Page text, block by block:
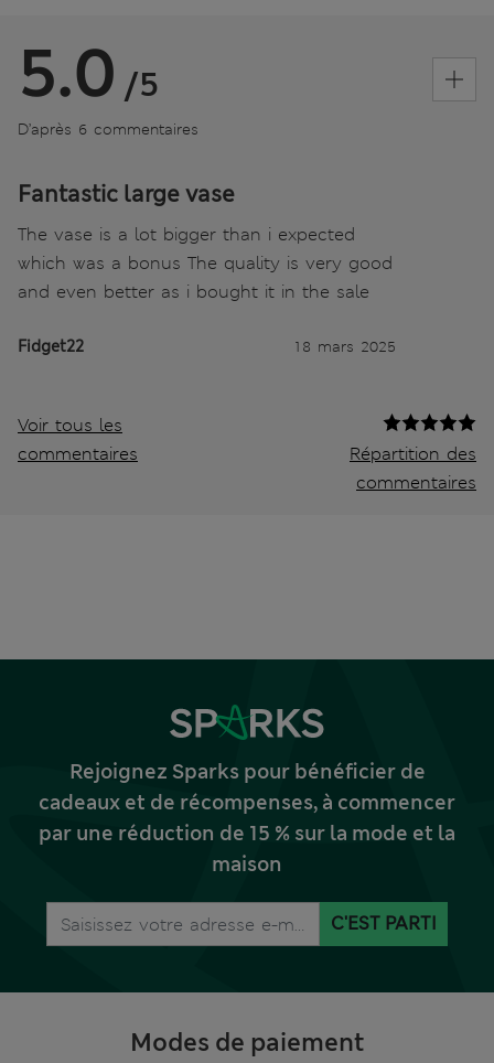
5.0 /5
D’après 6 commentaires
Fantastic large vase
The vase is a lot bigger than i expected
which was a bonus The quality is very good
and even better as i bought it in the sale
Fidget22 18 mars 2025
Voir tous les
commentaires
Répartition des
commentaires
Rejoignez Sparks pour bénéficier de
cadeaux et de récompenses, à commencer
par une réduction de 15 % sur la mode et la
maison
C'EST PARTI
Modes de paiement